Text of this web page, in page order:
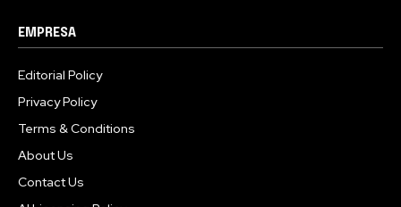
EMPRESA
Editorial Policy
Privacy Policy
Terms & Conditions
About Us
Contact Us